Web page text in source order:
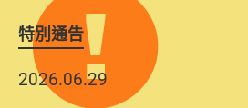
特別通告
2026.06.29